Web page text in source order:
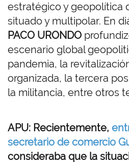
estratégico y geopolítica
situado y multipolar. En
PACO URONDO
escenario global
pandemia, la
organizada, la tercera
la militancia, entre otros
APU: Recientemente,
secretario de comercio
consideraba que la